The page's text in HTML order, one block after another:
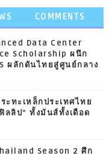
COMMENTS
Data Center
Scholarship ผนึก
ผลักดันไทยสู่ศูนย์กลาง
ะทะเหล็กประเทศไทย
ลลิป” ทั้งมันส์ทั้งเดือด
Season 2 ศึก